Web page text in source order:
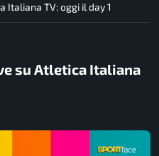
Italiana TV: oggi il day 1
su Atletica Italiana